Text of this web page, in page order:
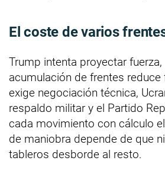
El coste de varios
Trump intenta proyectar fuerza,
acumulación de frentes reduce
exige negociación técnica,
respaldo militar y el Partido
cada movimiento con cálculo
de maniobra depende de que
tableros desborde al resto.